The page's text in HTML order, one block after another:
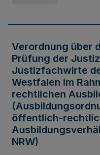
Verordnung über
Prüfung der
Justizfachwirte
Westfalen im
rechtlichen
öffentlich-
NRW)